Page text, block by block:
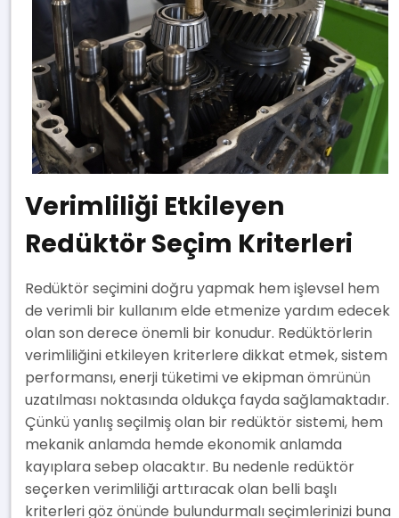
Verimliliği Etkileyen
Redüktör Seçim Kriterleri
Redüktör seçimini doğru yapmak hem işlevsel hem
de verimli bir kullanım elde etmenize yardım edecek
olan son derece önemli bir konudur. Redüktörlerin
verimliliğini etkileyen kriterlere dikkat etmek, sistem
performansı, enerji tüketimi ve ekipman ömrünün
uzatılması noktasında oldukça fayda sağlamaktadır.
Çünkü yanlış seçilmiş olan bir redüktör sistemi, hem
mekanik anlamda hemde ekonomik anlamda
kayıplara sebep olacaktır. Bu nedenle redüktör
seçerken verimliliği arttıracak olan belli başlı
kriterleri göz önünde bulundurmalı seçimlerinizi buna